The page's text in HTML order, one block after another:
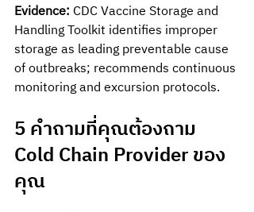
Evidence: CDC Vaccine Storage and
Handling Toolkit identifies improper
storage as leading preventable cause
of outbreaks; recommends continuous
monitoring and excursion protocols.
5 คำถามที่คุณต้องถาม
Cold Chain Provider ของ
คุณ